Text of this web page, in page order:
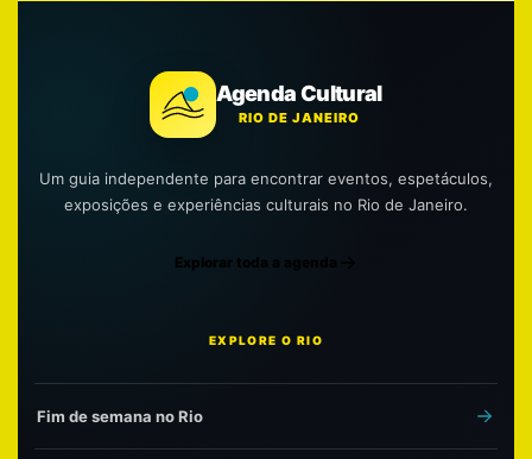
Agenda Cultural
RIO DE JANEIRO
Um guia independente para encontrar eventos, espetáculos,
exposições e experiências culturais no Rio de Janeiro.
Explorar toda a agenda
EXPLORE O RIO
Fim de semana no Rio